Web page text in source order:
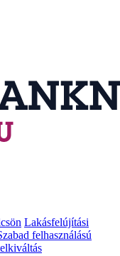
Lakásfelújítási
felhasználású